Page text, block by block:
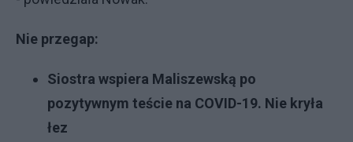
Nie przegap:
Siostra wspiera Maliszewską po
pozytywnym teście na COVID-19. Nie kryła
łez